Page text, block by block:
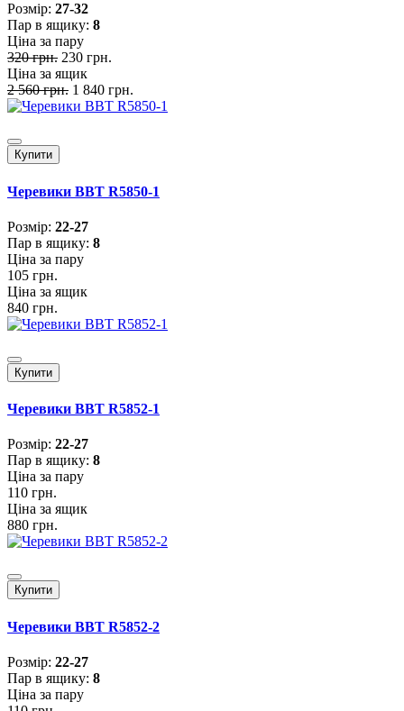
Розмiр: 27-32
Пар в ящику: 8
Ціна за пару
320 грн. 230 грн.
Ціна за ящик
2 560 грн. 1 840 грн.
Купити
Черевики BBT R5850-1
Розмiр: 22-27
Пар в ящику: 8
Ціна за пару
105 грн.
Ціна за ящик
840 грн.
Купити
Черевики BBT R5852-1
Розмiр: 22-27
Пар в ящику: 8
Ціна за пару
110 грн.
Ціна за ящик
880 грн.
Купити
Черевики BBT R5852-2
Розмiр: 22-27
Пар в ящику: 8
Ціна за пару